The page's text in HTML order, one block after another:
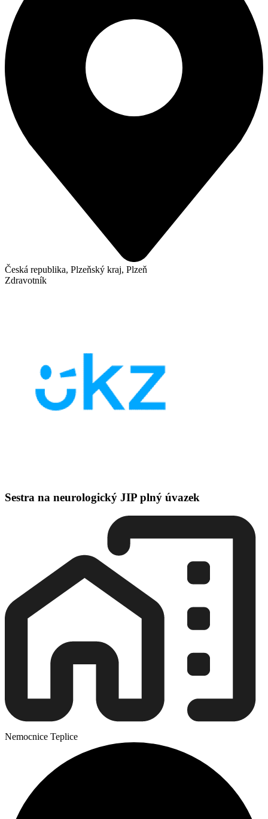
Česká republika, Plzeňský kraj, Plzeň
Zdravotník
Sestra na neurologický JIP plný úvazek
Nemocnice Teplice